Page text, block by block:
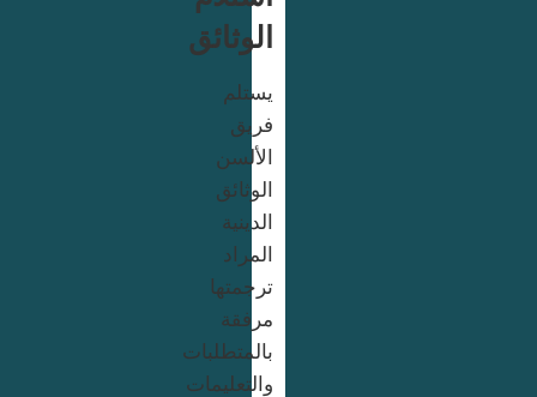
الوثائق
يستلم
فريق
الألسن
الوثائق
الدينية
المراد
ترجمتها
مرفقة
بالمتطلبات
والتعليمات